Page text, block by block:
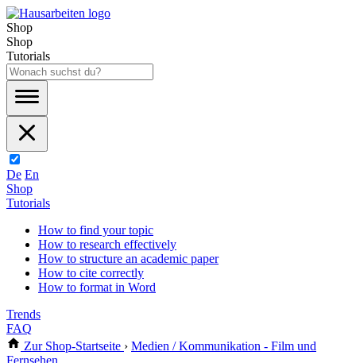
Shop
Shop
Tutorials
De En
Shop
Tutorials
How to find your topic
How to research effectively
How to structure an academic paper
How to cite correctly
How to format in Word
Trends
FAQ
Zur Shop-Startseite › Medien / Kommunikation - Film und
Fernsehen